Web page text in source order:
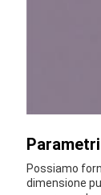
Possiamo
dimensione